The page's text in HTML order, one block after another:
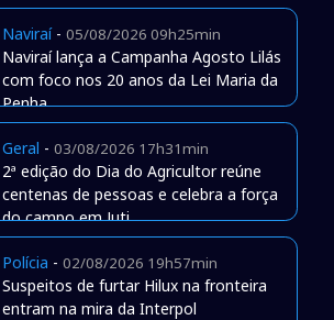
Naviraí- 05/08/2026 09h25min
Naviraí lança a Campanha Agosto Lilás
com foco nos 20 anos da Lei Maria da
Penha
Geral - 03/08/2026 17h31min
2ª edição do Dia do Agricultor reúne
centenas de pessoas e celebra a força
do campo em Juti
Polícia - 02/08/2026 19h57min
Suspeitos de furtar Hilux na fronteira
entram na mira da Interpol